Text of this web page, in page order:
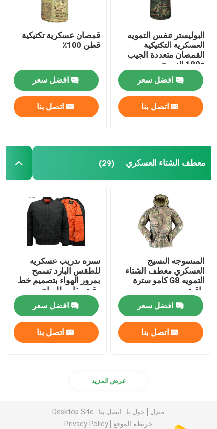
البوليستر تنفس التمويه
العسكرية التكتيكية
القمصان متعددة الجيب
180g النسيج
افضل سعر
اتصل بنا
قمصان عسكرية تكتيكية
قطن 100٪
افضل سعر
اتصل بنا
معطف الشتاء العسكري (29)
المنسوجة النسيج
العسكري معطف الشتاء
التمويه G8 كامو سترة
واقية
افضل سعر
اتصل بنا
سترة تدريب عسكرية
للطقس البارد تسمح
بمرور الهواء بتصميم خط
رقبة مقاوم للرياح
افضل سعر
اتصل بنا
عرض المزيد
منزل حول نا اتصل بنا
Desktop Site
خريطة الموقع
Privacy Policy